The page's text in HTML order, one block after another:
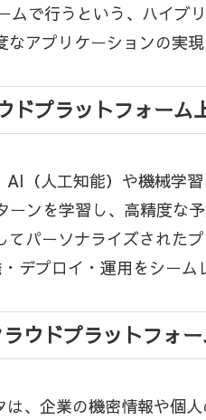
ムで行うという、ハイ
アプリケーションの実現
プラットフォーム
（人工知能）や機械学
ンを学習し、高精度な
パーソナライズされた
デプロイ・運用をシー
ウドプラットフォ
、企業の機密情報や個